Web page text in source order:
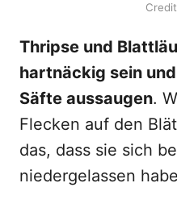
Thripse und
hartnäckig sein
Säfte aussaugen.
Flecken auf den
das, dass sie sich
niedergelassen